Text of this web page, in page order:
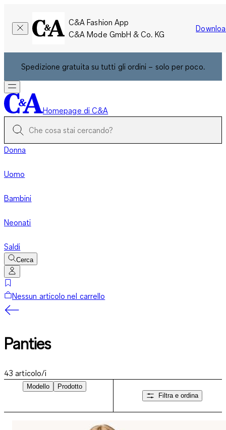
C&A Fashion App
C&A Mode GmbH & Co. KG
Spedizione gratuita su tutti gli ordini – solo per poco.
Homepage di C&A
Donna
Uomo
Bambini
Neonati
Saldi
Cerca
Nessun articolo nel carrello
Panties
43 articolo/i
Modello
Prodotto
Filtra e ordina